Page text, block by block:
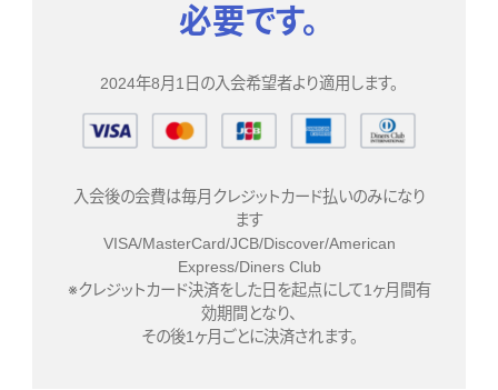
必要です。
2024年8月1日の入会希望者より適用します。
入会後の会費は毎月クレジットカード払いのみになり
ます
VISA/MasterCard/JCB/Discover/American
Express/Diners Club
※クレジットカード決済をした日を起点にして1ヶ月間有
効期間となり、
その後1ヶ月ごとに決済されます。